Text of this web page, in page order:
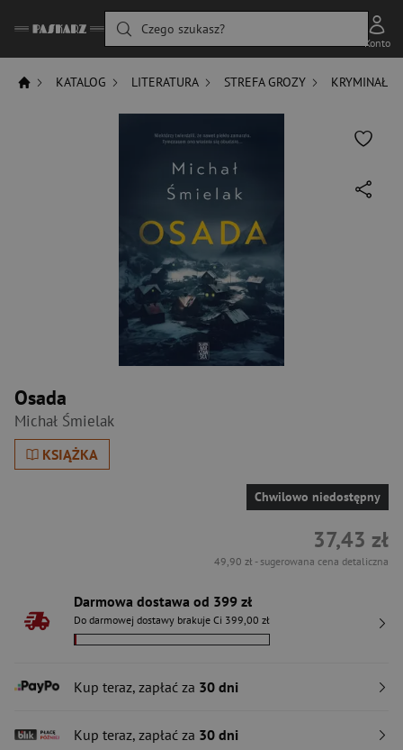
Czego szukasz?
Konto
KATALOG LITERATURA STREFA GROZY KRYMINAŁ
Osada
Michał Śmielak
KSIĄŻKA
Chwilowo niedostępny
37,43 zł
49,90 zł - sugerowana cena detaliczna
Darmowa dostawa od 399 zł
Do darmowej dostawy brakuje Ci 399,00 zł
Kup teraz, zapłać za 30 dni
Kup teraz, zapłać za 30 dni